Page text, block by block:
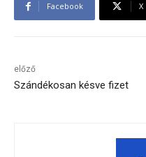
Facebook X
előző
Szándékosan késve fizet